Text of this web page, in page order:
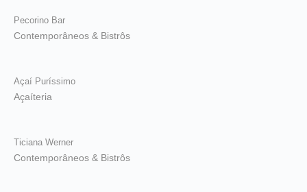
Pecorino Bar
Contemporâneos & Bistrôs
Açaí Puríssimo
Açaíteria
Ticiana Werner
Contemporâneos & Bistrôs